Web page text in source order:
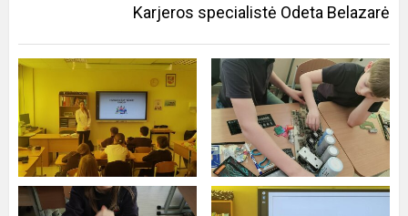
Karjeros specialistė Odeta Belazarė